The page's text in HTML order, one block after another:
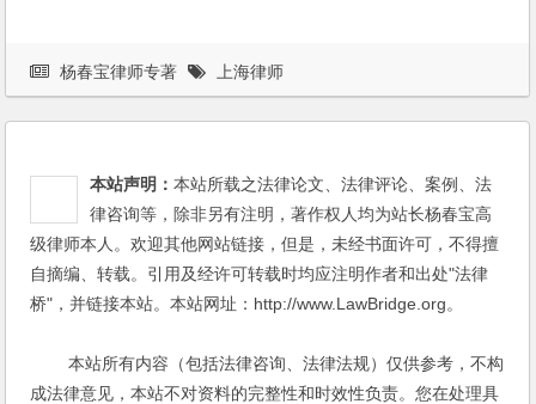
杨春宝律师专著 上海律师
本站声明：本站所载之法律论文、法律评论、案例、法
律咨询等，除非另有注明，著作权人均为站长杨春宝高
级律师本人。欢迎其他网站链接，但是，未经书面许可，不得擅
自摘编、转载。引用及经许可转载时均应注明作者和出处"法律
桥"，并链接本站。本站网址：http://www.LawBridge.org。
本站所有内容（包括法律咨询、法律法规）仅供参考，不构
成法律意见，本站不对资料的完整性和时效性负责。您在处理具